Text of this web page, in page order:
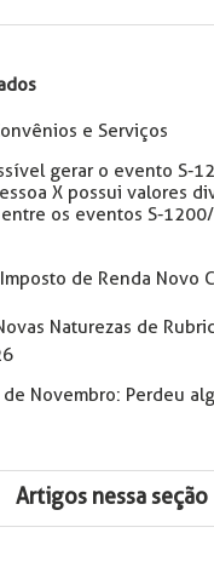
e Serviços
gerar o evento S-
X possui valores
os eventos S-
de Renda Novo
Naturezas de
de Novembro: Perdeu
Artigos nessa seção